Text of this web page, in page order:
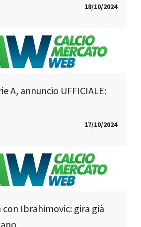
18/10/2024
A, annuncio UFFICIALE:
17/10/2024
con Ibrahimovic: gira già